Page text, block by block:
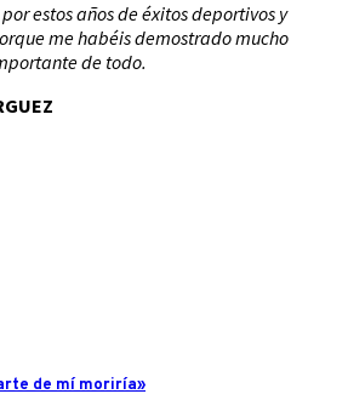
estos años de éxitos deportivos y
me habéis demostrado mucho
de todo.
de mí moriría»